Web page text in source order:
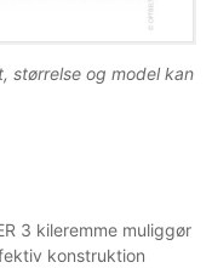
størrelse og model kan
3 kileremme muliggør
konstruktion